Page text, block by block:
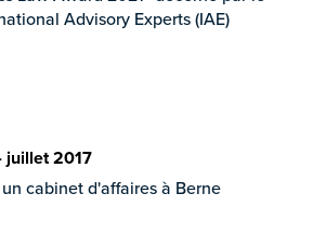
Advisory Experts (IAE)
juillet 2017
cabinet d'affaires à Berne